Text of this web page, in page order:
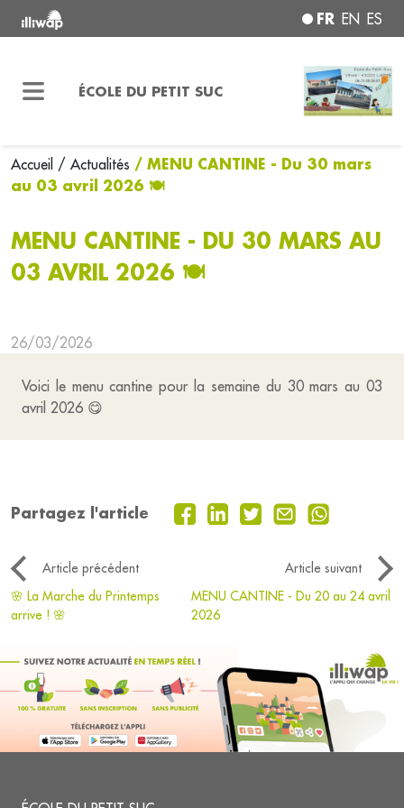
FR EN ES
ÉCOLE DU PETIT SUC
Accueil / Actualités / MENU CANTINE - Du 30 mars
au 03 avril 2026 🍽
MENU CANTINE - DU 30 MARS AU
03 AVRIL 2026 🍽
26/03/2026
Voici le menu cantine pour la semaine du 30 mars au 03
avril 2026 😋
Partagez l'article
Article précédent
Article suivant
🌸 La Marche du Printemps
arrive ! 🌸
MENU CANTINE - Du 20 au 24 avril
2026